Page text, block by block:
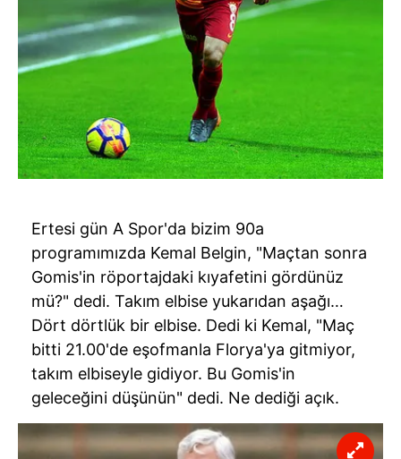
Ertesi gün A Spor'da bizim 90a
programımızda Kemal Belgin, "Maçtan sonra
Gomis'in röportajdaki kıyafetini gördünüz
mü?" dedi. Takım elbise yukarıdan aşağı…
Dört dörtlük bir elbise. Dedi ki Kemal, "Maç
bitti 21.00'de eşofmanla Florya'ya gitmiyor,
takım elbiseyle gidiyor. Bu Gomis'in
geleceğini düşünün" dedi. Ne dediği açık.